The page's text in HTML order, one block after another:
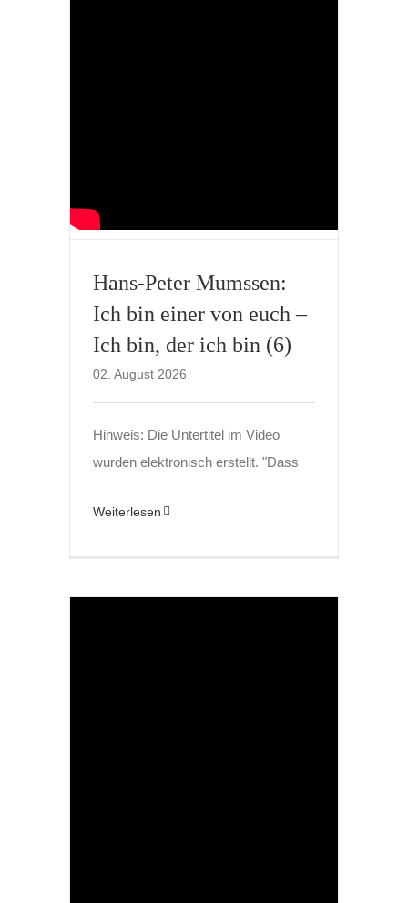
Hans-Peter Mumssen:
Ich bin einer von euch –
Ich bin, der ich bin (6)
02. August 2026
Hinweis: Die Untertitel im Video
wurden elektronisch erstellt. "Dass
Weiterlesen